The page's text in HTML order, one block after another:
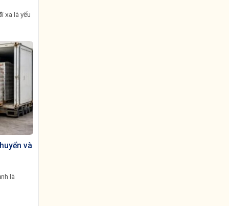
xa là yếu
và
là